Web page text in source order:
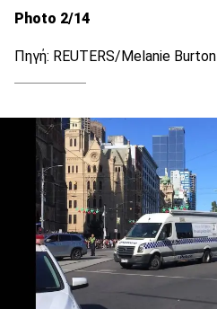
Photo 2/14
Πηγή: REUTERS/Melanie Burton